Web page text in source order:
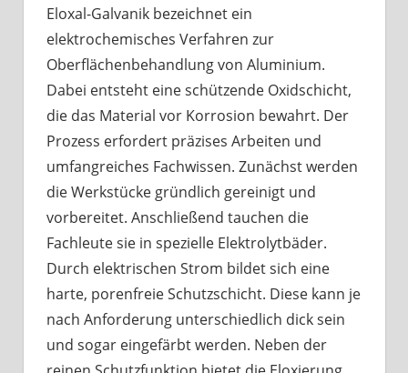
Eloxal-Galvanik bezeichnet ein
elektrochemisches Verfahren zur
Oberflächenbehandlung von Aluminium.
Dabei entsteht eine schützende Oxidschicht,
die das Material vor Korrosion bewahrt. Der
Prozess erfordert präzises Arbeiten und
umfangreiches Fachwissen. Zunächst werden
die Werkstücke gründlich gereinigt und
vorbereitet. Anschließend tauchen die
Fachleute sie in spezielle Elektrolytbäder.
Durch elektrischen Strom bildet sich eine
harte, porenfreie Schutzschicht. Diese kann je
nach Anforderung unterschiedlich dick sein
und sogar eingefärbt werden. Neben der